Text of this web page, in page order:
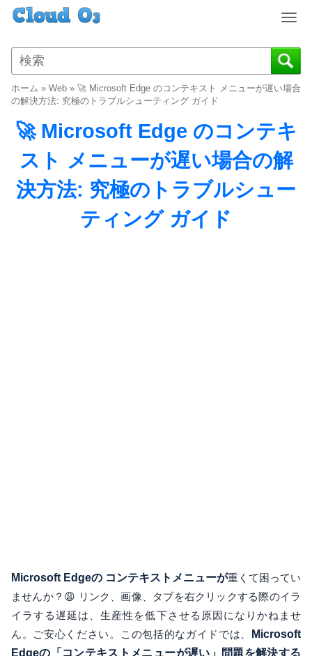
T
g
g
e
a
v
i
g
a
ホーム » Web » 🚀 Microsoft Edge のコンテキスト メニューが遅い場合
の解決方法: 究極のトラブルシューティング ガイド
🚀 Microsoft Edge のコンテキ
スト メニューが遅い場合の解
決方法: 究極のトラブルシュー
ティング ガイド
Microsoft Edgeの コンテキストメニューが重くて困ってい
ませんか？😩 リンク、画像、タブを右クリックする際のイラ
イラする遅延は、生産性を低下させる原因になりかねませ
ん。ご安心ください。この包括的なガイドでは、
Microsoft
Edgeの「コンテキストメニューが遅い」問題を解決する